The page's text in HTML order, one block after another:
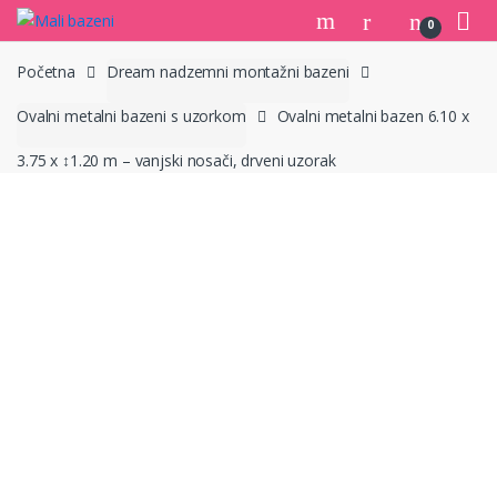
Skip
to
navigation
Skip
to
content
0
Početna Dream nadzemni montažni bazeni
Ovalni metalni bazeni s uzorkom Ovalni metalni bazen 6.10 x
3.75 x ↕1.20 m – vanjski nosači, drveni uzorak